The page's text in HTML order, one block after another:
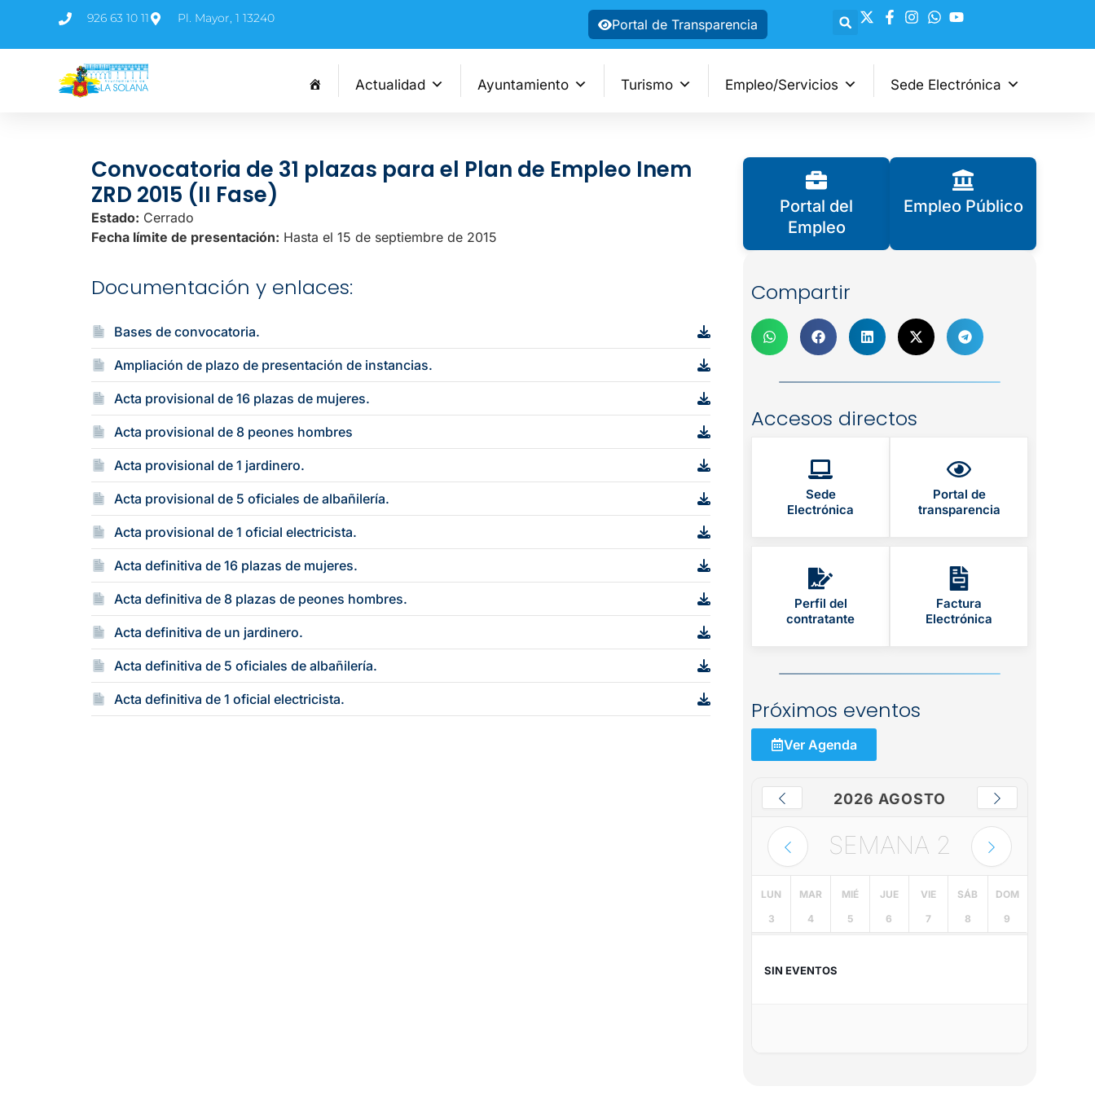
926 63 10 11 Pl. Mayor, 1 13240 Portal de Transparencia
Actualidad Ayuntamiento Turismo Empleo/Servicios Sede Electrónica
Convocatoria de 31 plazas para el Plan de Empleo Inem
ZRD 2015 (II Fase)
Estado: Cerrado
Fecha límite de presentación: Hasta el 15 de septiembre de 2015
Documentación y enlaces:
Bases de convocatoria.
Ampliación de plazo de presentación de instancias.
Acta provisional de 16 plazas de mujeres.
Acta provisional de 8 peones hombres
Acta provisional de 1 jardinero.
Acta provisional de 5 oficiales de albañilería.
Acta provisional de 1 oficial electricista.
Acta definitiva de 16 plazas de mujeres.
Acta definitiva de 8 plazas de peones hombres.
Acta definitiva de un jardinero.
Acta definitiva de 5 oficiales de albañilería.
Acta definitiva de 1 oficial electricista.
Portal del
Empleo
Empleo Público
Compartir
Accesos directos
Sede
Electrónica
Portal de
transparencia
Perfil del
contratante
Factura
Electrónica
Próximos eventos
Ver Agenda
2026 AGOSTO
SEMANA 2
LUN
3
MAR
4
MIÉ
5
JUE
6
VIE
7
SÁB
8
DOM
9
SIN EVENTOS